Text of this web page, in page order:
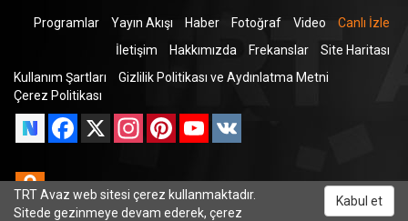
Programlar Yayın Akışı Haber Fotoğraf Video
Canlı İzle
İletişim
Hakkımızda Frekanslar
Site Haritası
Kullanım Şartları
Gizlilik Politikası ve Aydınlatma Metni
Çerez Politikası
Facebook
X InstagramPinterestYouTube
Odnoklassniki
TRT Avaz web sitesi çerez kullanmaktadır.
Sitede gezinmeye devam ederek, çerez
Kabul et